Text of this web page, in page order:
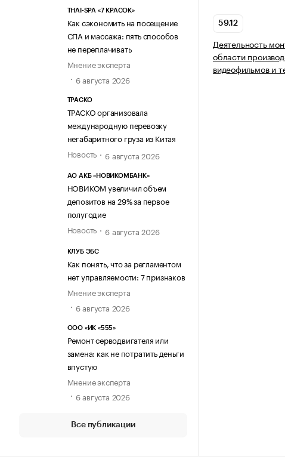
THAI-SPA «7 КРАСОК»
Как сэкономить на посещение
СПА и массажа: пять способов
не переплачивать
Мнение эксперта
6 августа 2026
ТРАСКО
ТРАСКО организовала
международную перевозку
негабаритного груза из Китая
Новость
6 августа 2026
АО АКБ «НОВИКОМБАНК»
НОВИКОМ увеличил объем
депозитов на 29% за первое
полугодие
Новость
6 августа 2026
КЛУБ ЭБС
Как понять, что за регламентом
нет управляемости: 7 признаков
Мнение эксперта
6 августа 2026
ООО «ИК «555»
Ремонт серводвигателя или
замена: как не потратить деньги
впустую
Мнение эксперта
6 августа 2026
Все публикации
59.12
Деятельность
области
видеофильмов и